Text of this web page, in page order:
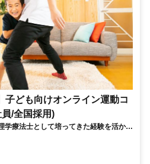
子ども向けオンライン運動コ
/全国採用)
学療法士として培ってきた経験を活かし
キャリアを積めるお仕事です◎